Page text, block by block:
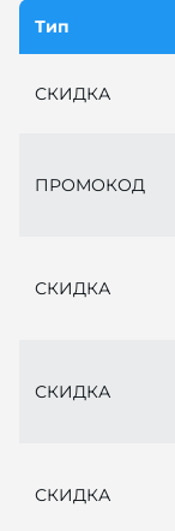
Тип
СКИДКА
ПРОМОКОД
СКИДКА
СКИДКА
СКИДКА